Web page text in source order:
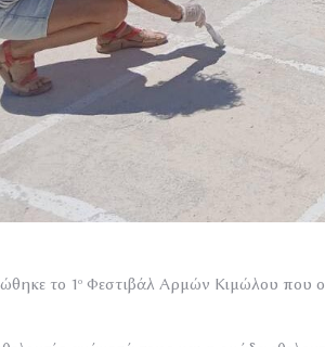
το 1 ο Φεστιβάλ Αρμών Κιμώλου που